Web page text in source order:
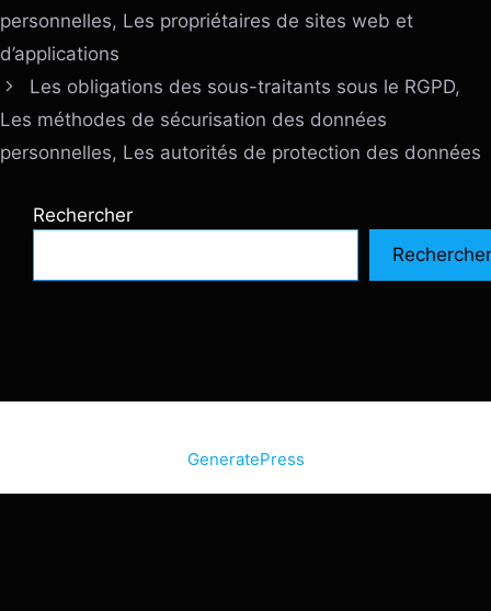
personnelles, Les propriétaires de sites web et
d’applications
Les obligations des sous-traitants sous le RGPD,
Les méthodes de sécurisation des données
personnelles, Les autorités de protection des données
Rechercher
Rechercher
GeneratePress